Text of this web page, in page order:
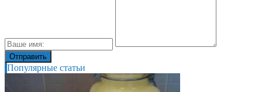
Популярные статьи